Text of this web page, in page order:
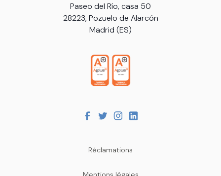
Paseo del Río, casa 50
28223, Pozuelo de Alarcón
Madrid (ES)
Réclamations